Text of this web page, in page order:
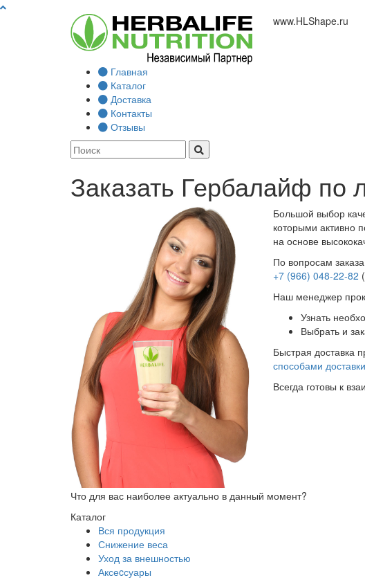
www.HLShape.ru
Главная
Каталог
Доставка
Контакты
Отзывы
Заказать Гербалайф
Большой выбор
которыми активно
на основе
По вопросам
+7 (966) 048-22-82
Наш менеджер
Узнать
Выбрать и
Быстрая доставка
способами доставки
Всегда готовы к
Что для вас наиболее актуально в данный момент?
Каталог
Вся продукция
Снижение веса
Уход за внешностью
Аксеcсуары